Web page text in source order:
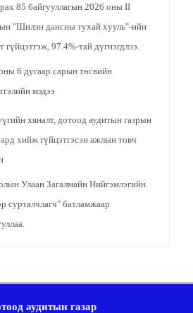
85 байгууллагын 2026 оны II
"Шилэн дансны тухай хууль"-ийн
гүйцэтгэж, 97.4%-тай дүгнэгдлээ.
6 дугаар сарын төсвийн
мэдээ
хяналт, дотоод аудитын газрын
хийж гүйцэтгэсэн ажлын товч
Улаан Загалмайн Нийгэмлэгийн
сурталчлагч" батламжаар
аудитын газар